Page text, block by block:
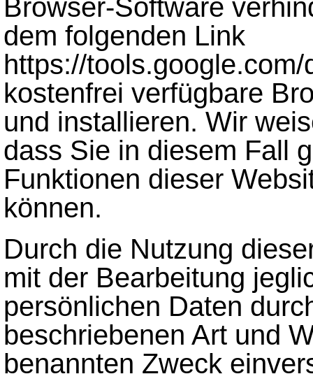
Browser-Software
dem folgenden Link
https://
kostenfrei verfügbare
und installieren. Wir
dass Sie in diesem Fall
Funktionen dieser
können.
Durch die Nutzung
mit der Bearbeitung
persönlichen Daten
beschriebenen Art und
benannten Zweck